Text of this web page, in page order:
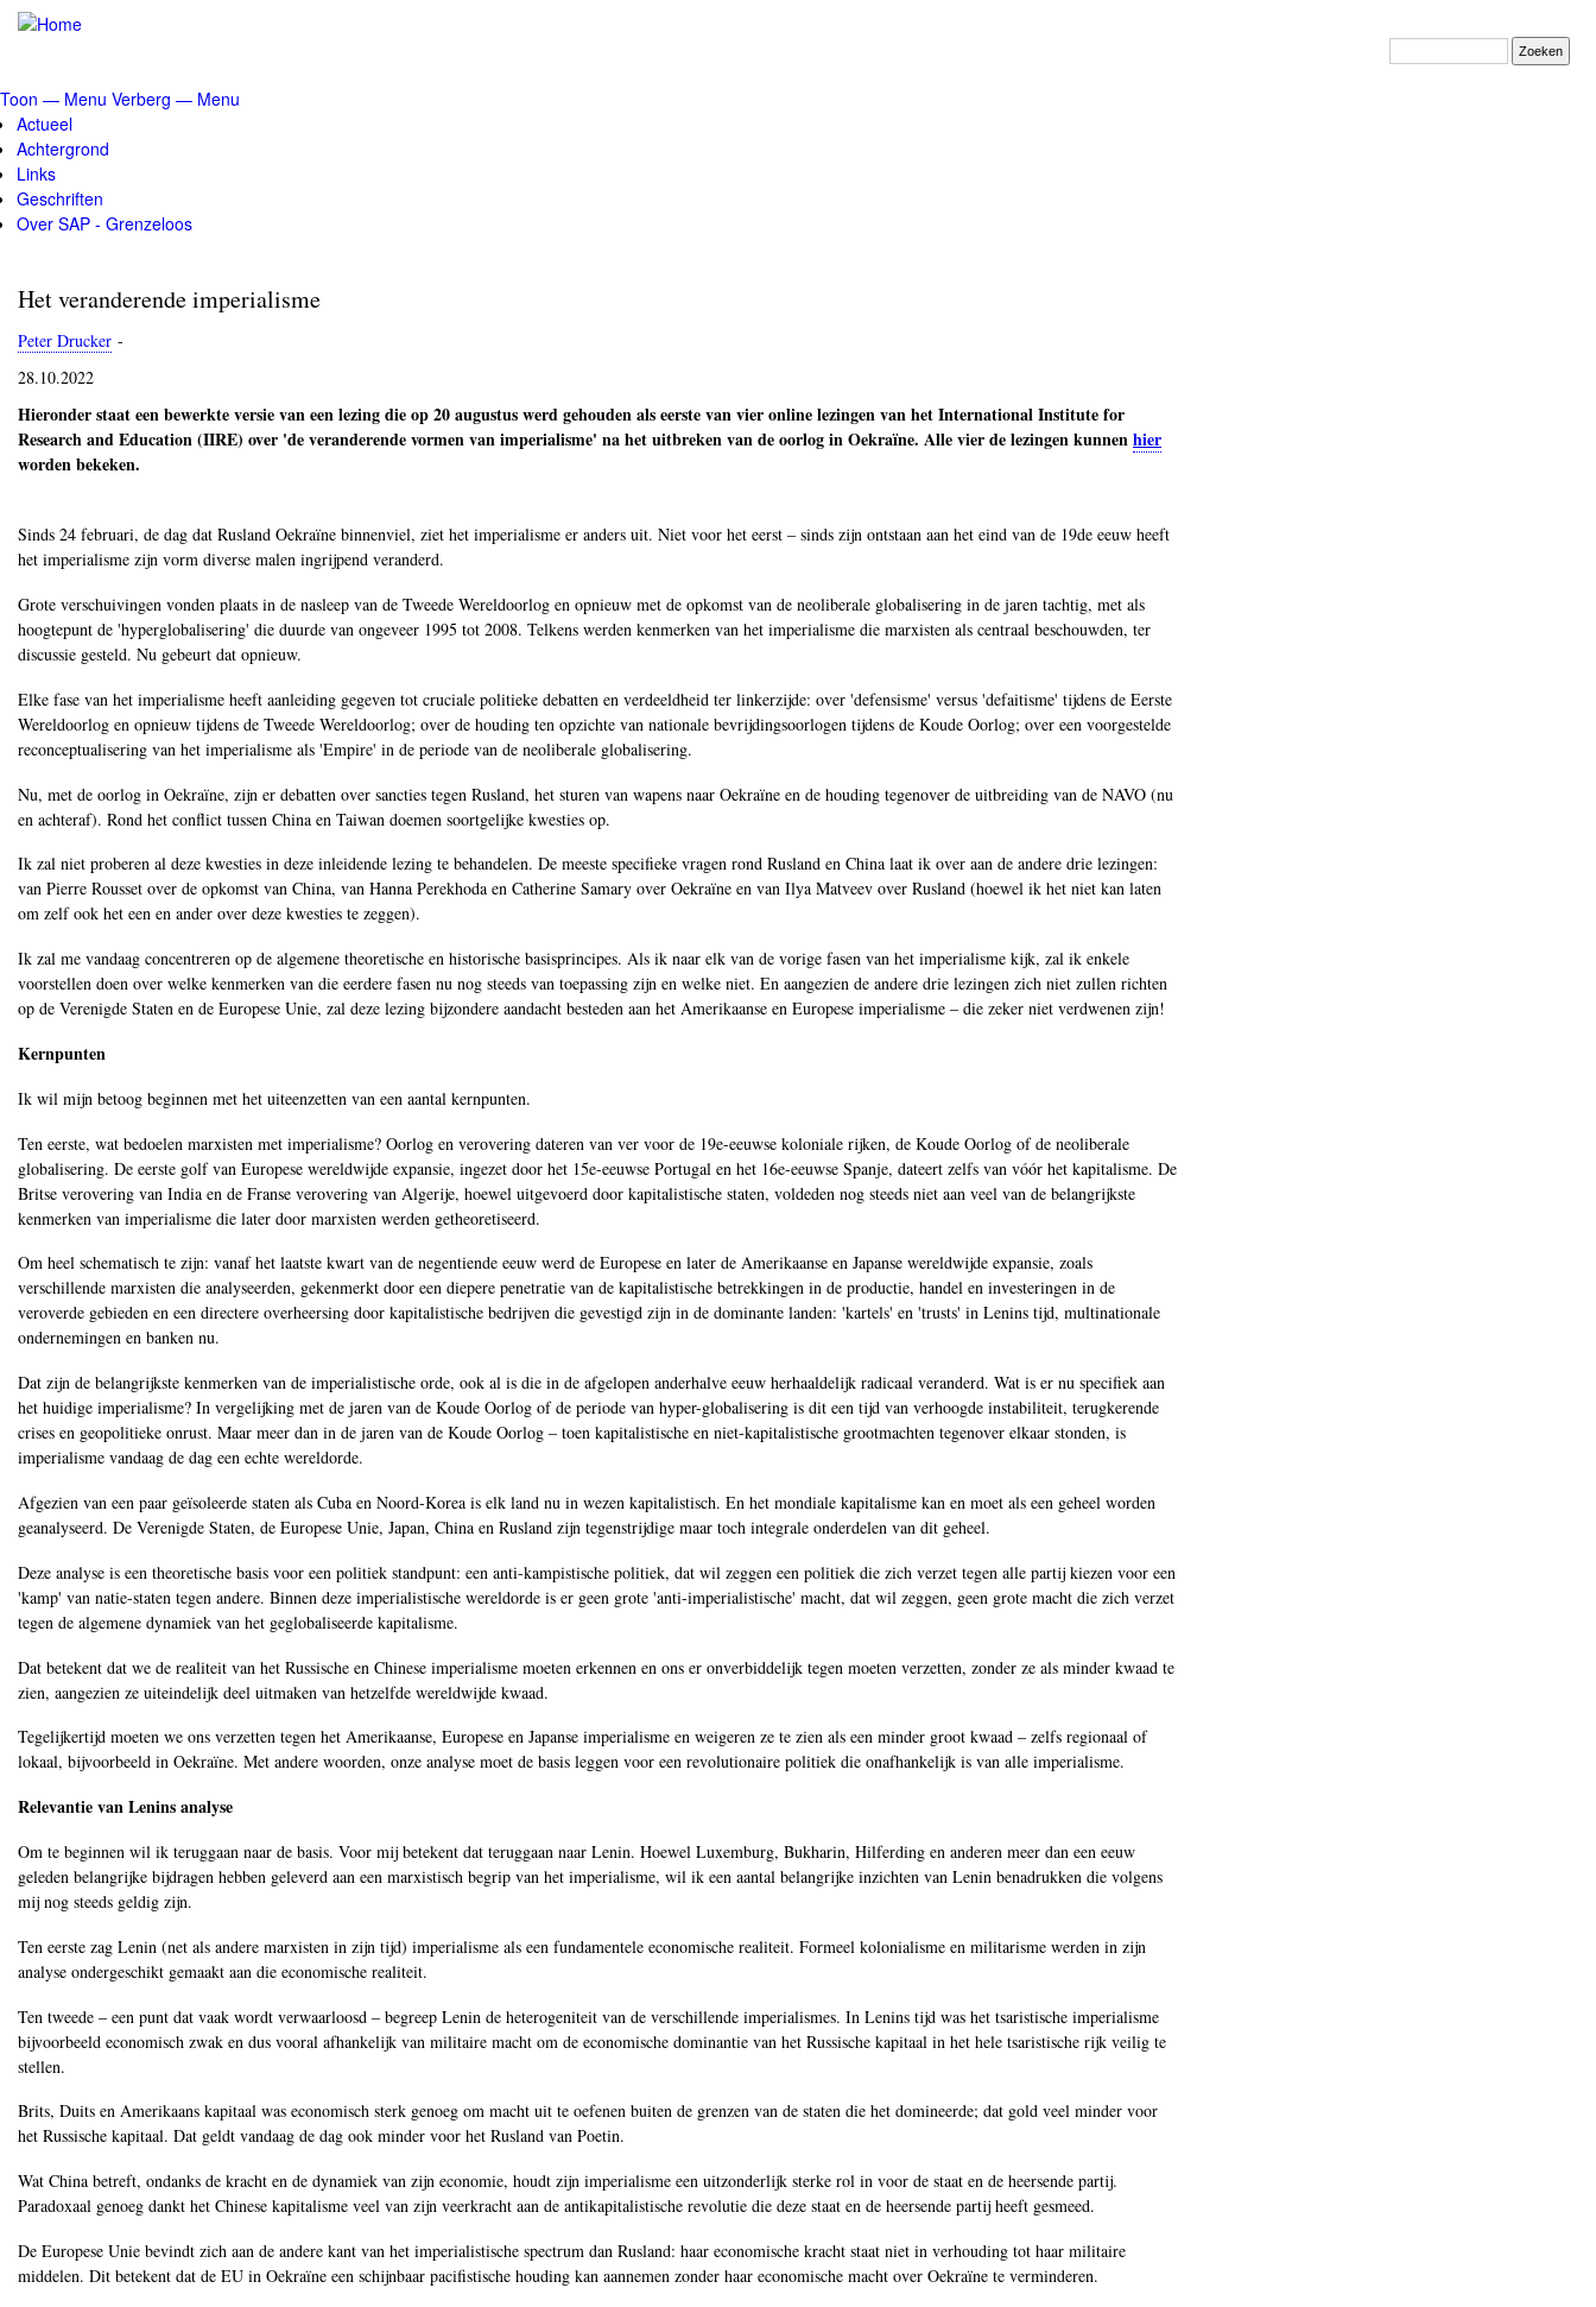
Overslaan
de
inhoud
gaan
Zoeken
Menu
Toon — Menu Verberg — Menu
Actueel
Achtergrond
Links
Geschriften
Over SAP - Grenzeloos
Het veranderende imperialisme
Peter Drucker -
28.10.2022
Hieronder staat een bewerkte versie van een lezing die op 20 augustus werd gehouden als eerste van vier online lezingen van het International Institute for
Research and Education (IIRE) over 'de veranderende vormen van imperialisme' na het uitbreken van de oorlog in Oekraïne. Alle vier de lezingen kunnenhier
worden bekeken.
Sinds 24 februari, de dag dat Rusland Oekraïne binnenviel, ziet het imperialisme er anders uit. Niet voor het eerst ‒ sinds zijn ontstaan aan het eind van de 19de eeuw heeft
het imperialisme zijn vorm diverse malen ingrijpend veranderd.
Grote verschuivingen vonden plaats in de nasleep van de Tweede Wereldoorlog en opnieuw met de opkomst van de neoliberale globalisering in de jaren tachtig, met als
hoogtepunt de 'hyperglobalisering' die duurde van ongeveer 1995 tot 2008. Telkens werden kenmerken van het imperialisme die marxisten als centraal beschouwden, ter
discussie gesteld. Nu gebeurt dat opnieuw.
Elke fase van het imperialisme heeft aanleiding gegeven tot cruciale politieke debatten en verdeeldheid ter linkerzijde: over 'defensisme' versus 'defaitisme' tijdens de Eerste
Wereldoorlog en opnieuw tijdens de Tweede Wereldoorlog; over de houding ten opzichte van nationale bevrijdingsoorlogen tijdens de Koude Oorlog; over een voorgestelde
reconceptualisering van het imperialisme als 'Empire' in de periode van de neoliberale globalisering.
Nu, met de oorlog in Oekraïne, zijn er debatten over sancties tegen Rusland, het sturen van wapens naar Oekraïne en de houding tegenover de uitbreiding van de NAVO (nu
en achteraf). Rond het conflict tussen China en Taiwan doemen soortgelijke kwesties op.
Ik zal niet proberen al deze kwesties in deze inleidende lezing te behandelen. De meeste specifieke vragen rond Rusland en China laat ik over aan de andere drie lezingen:
van Pierre Rousset over de opkomst van China, van Hanna Perekhoda en Catherine Samary over Oekraïne en van Ilya Matveev over Rusland (hoewel ik het niet kan laten
om zelf ook het een en ander over deze kwesties te zeggen).
Ik zal me vandaag concentreren op de algemene theoretische en historische basisprincipes. Als ik naar elk van de vorige fasen van het imperialisme kijk, zal ik enkele
voorstellen doen over welke kenmerken van die eerdere fasen nu nog steeds van toepassing zijn en welke niet. En aangezien de andere drie lezingen zich niet zullen richten
op de Verenigde Staten en de Europese Unie, zal deze lezing bijzondere aandacht besteden aan het Amerikaanse en Europese imperialisme ‒ die zeker niet verdwenen zijn!
Kernpunten
Ik wil mijn betoog beginnen met het uiteenzetten van een aantal kernpunten.
Ten eerste, wat bedoelen marxisten met imperialisme? Oorlog en verovering dateren van ver voor de 19e-eeuwse koloniale rijken, de Koude Oorlog of de neoliberale
globalisering. De eerste golf van Europese wereldwijde expansie, ingezet door het 15e-eeuwse Portugal en het 16e-eeuwse Spanje, dateert zelfs van vóór het kapitalisme. De
Britse verovering van India en de Franse verovering van Algerije, hoewel uitgevoerd door kapitalistische staten, voldeden nog steeds niet aan veel van de belangrijkste
kenmerken van imperialisme die later door marxisten werden getheoretiseerd.
Om heel schematisch te zijn: vanaf het laatste kwart van de negentiende eeuw werd de Europese en later de Amerikaanse en Japanse wereldwijde expansie, zoals
verschillende marxisten die analyseerden, gekenmerkt door een diepere penetratie van de kapitalistische betrekkingen in de productie, handel en investeringen in de
veroverde gebieden en een directere overheersing door kapitalistische bedrijven die gevestigd zijn in de dominante landen: 'kartels' en 'trusts' in Lenins tijd, multinationale
ondernemingen en banken nu.
Dat zijn de belangrijkste kenmerken van de imperialistische orde, ook al is die in de afgelopen anderhalve eeuw herhaaldelijk radicaal veranderd. Wat is er nu specifiek aan
het huidige imperialisme? In vergelijking met de jaren van de Koude Oorlog of de periode van hyper-globalisering is dit een tijd van verhoogde instabiliteit, terugkerende
crises en geopolitieke onrust. Maar meer dan in de jaren van de Koude Oorlog ‒ toen kapitalistische en niet-kapitalistische grootmachten tegenover elkaar stonden, is
imperialisme vandaag de dag een echte wereldorde.
Afgezien van een paar geïsoleerde staten als Cuba en Noord-Korea is elk land nu in wezen kapitalistisch. En het mondiale kapitalisme kan en moet als een geheel worden
geanalyseerd. De Verenigde Staten, de Europese Unie, Japan, China en Rusland zijn tegenstrijdige maar toch integrale onderdelen van dit geheel.
Deze analyse is een theoretische basis voor een politiek standpunt: een anti-kampistische politiek, dat wil zeggen een politiek die zich verzet tegen alle partij kiezen voor een
'kamp' van natie-staten tegen andere. Binnen deze imperialistische wereldorde is er geen grote 'anti-imperialistische' macht, dat wil zeggen, geen grote macht die zich verzet
tegen de algemene dynamiek van het geglobaliseerde kapitalisme.
Dat betekent dat we de realiteit van het Russische en Chinese imperialisme moeten erkennen en ons er onverbiddelijk tegen moeten verzetten, zonder ze als minder kwaad te
zien, aangezien ze uiteindelijk deel uitmaken van hetzelfde wereldwijde kwaad.
Tegelijkertijd moeten we ons verzetten tegen het Amerikaanse, Europese en Japanse imperialisme en weigeren ze te zien als een minder groot kwaad ‒ zelfs regionaal of
lokaal, bijvoorbeeld in Oekraïne. Met andere woorden, onze analyse moet de basis leggen voor een revolutionaire politiek die onafhankelijk is van alle imperialisme.
Relevantie van Lenins analyse
Om te beginnen wil ik teruggaan naar de basis. Voor mij betekent dat teruggaan naar Lenin. Hoewel Luxemburg, Bukharin, Hilferding en anderen meer dan een eeuw
geleden belangrijke bijdragen hebben geleverd aan een marxistisch begrip van het imperialisme, wil ik een aantal belangrijke inzichten van Lenin benadrukken die volgens
mij nog steeds geldig zijn.
Ten eerste zag Lenin (net als andere marxisten in zijn tijd) imperialisme als een fundamentele economische realiteit. Formeel kolonialisme en militarisme werden in zijn
analyse ondergeschikt gemaakt aan die economische realiteit.
Ten tweede ‒ een punt dat vaak wordt verwaarloosd ‒ begreep Lenin de heterogeniteit van de verschillende imperialismes. In Lenins tijd was het tsaristische imperialisme
bijvoorbeeld economisch zwak en dus vooral afhankelijk van militaire macht om de economische dominantie van het Russische kapitaal in het hele tsaristische rijk veilig te
stellen.
Brits, Duits en Amerikaans kapitaal was economisch sterk genoeg om macht uit te oefenen buiten de grenzen van de staten die het domineerde; dat gold veel minder voor
het Russische kapitaal. Dat geldt vandaag de dag ook minder voor het Rusland van Poetin.
Wat China betreft, ondanks de kracht en de dynamiek van zijn economie, houdt zijn imperialisme een uitzonderlijk sterke rol in voor de staat en de heersende partij.
Paradoxaal genoeg dankt het Chinese kapitalisme veel van zijn veerkracht aan de antikapitalistische revolutie die deze staat en de heersende partij heeft gesmeed.
De Europese Unie bevindt zich aan de andere kant van het imperialistische spectrum dan Rusland: haar economische kracht staat niet in verhouding tot haar militaire
middelen. Dit betekent dat de EU in Oekraïne een schijnbaar pacifistische houding kan aannemen zonder haar economische macht over Oekraïne te verminderen.